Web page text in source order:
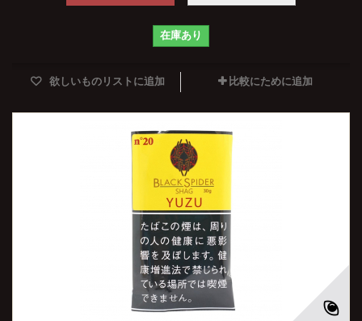
在庫あり
欲しいものリストに追加 比較にために追加